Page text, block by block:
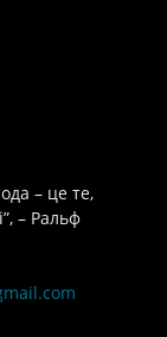
– це те,
– Ральф